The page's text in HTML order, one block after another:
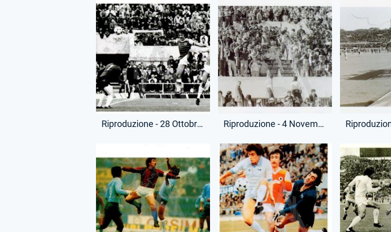
Riproduzione - 28 Ottobre 1979 - Campionato Serie A - Roma-Lazio Riproduzione - 4 Novembre 1979 - Campionato Serie A - Lazio-Juventus - Dopo Uccisione Vincenzo Paparelli